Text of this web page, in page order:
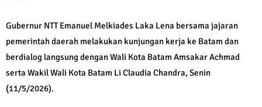
Gubernur NTT Emanuel Melkiades Laka Lena bersama jajaran
pemerintah daerah melakukan kunjungan kerja ke Batam dan
berdialog langsung dengan Wali Kota Batam Amsakar Achmad
serta Wakil Wali Kota Batam Li Claudia Chandra, Senin
(11/5/2026).